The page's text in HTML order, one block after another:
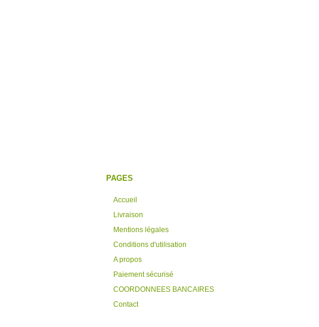
PAGES
Accueil
Livraison
Mentions légales
Conditions d'utilisation
A propos
Paiement sécurisé
COORDONNEES BANCAIRES
Contact